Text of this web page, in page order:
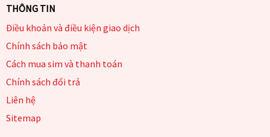
THÔNG TIN
Điều khoản và điều kiện giao dịch
Chính sách bảo mật
Cách mua sim và thanh toán
Chính sách đổi trả
Liên hệ
Sitemap